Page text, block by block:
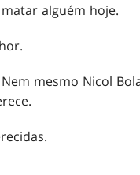
alguém hoje.
mesmo Nicol